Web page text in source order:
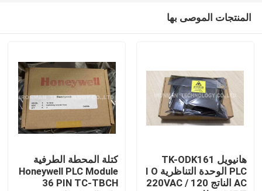
المنتجات الموصى بها
هانيويل TK-ODK161
PLC الوحدة التناظرية I O
AC الناتج 120 / 220VAC
كتلة المحطة الطرفية
Honeywell PLC Module
36 PIN TC-TBCH